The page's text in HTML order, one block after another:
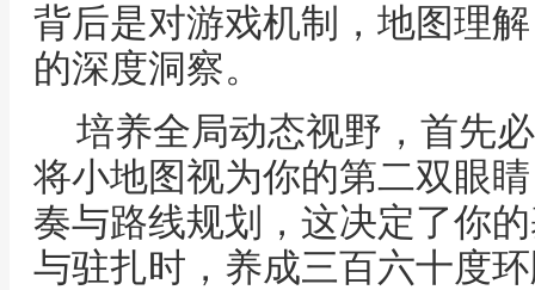
背后是对游戏机制，地图理
的深度洞察。
培养全局动态视野，首先
将小地图视为你的第二双眼
奏与路线规划，这决定了你
与驻扎时，养成三百六十度